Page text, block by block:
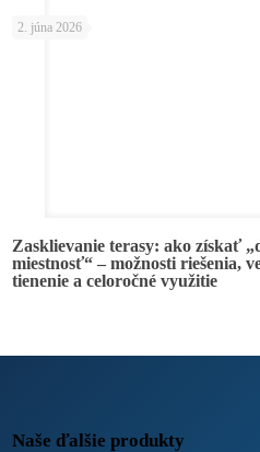
2. júna 2026
Zasklievanie terasy: ako získať
miestnosť“ – možnosti riešenia,
tienenie a celoročné využitie
Naše ďalšie produkty